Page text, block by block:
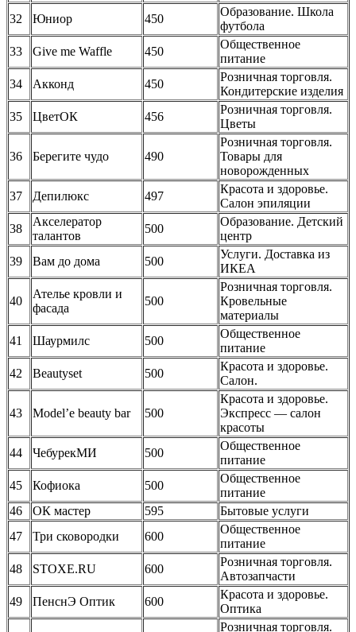
32
Юниор 450
Образование. Школа
футбола
33
Give me Waffle 450
Общественное
питание
34
Акконд 450
Розничная торговля.
Кондитерские изделия
35
ЦветОК 456
Розничная торговля.
Цветы
36 Берегите чудо 490
Розничная торговля.
Товары для
новорожденных
37
Депилюкс 497
Красота и здоровье.
Салон эпиляции
38
Акселератор
талантов
500
Образование. Детский
центр
39
Вам до дома 500
Услуги. Доставка из
ИКЕА
40
Ателье кровли и
фасада
500
Розничная торговля.
Кровельные
материалы
41
Шаурмилс 500
Общественное
питание
42
Beautyset 500
Красота и здоровье.
Салон.
43 Model’e beauty bar 500
Красота и здоровье.
Экспресс — салон
красоты
44
ЧебурекМИ 500
Общественное
питание
45
Кофиока 500
Общественное
питание
46
ОК мастер 595
Бытовые услуги
47
Три сковородки 600
Общественное
питание
48
STOXE.RU 600
Розничная торговля.
Автозапчасти
49
ПенснЭ Оптик 600
Красота и здоровье.
Оптика
Розничная торговля.